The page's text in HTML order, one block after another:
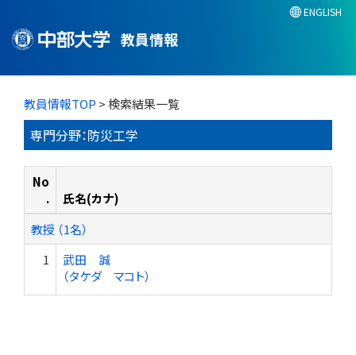
教員情報
ENGLISH
教員情報TOP > 検索結果一覧
専門分野：防災工学
No
.
氏名(カナ)
教授 （1名）
1
武田 誠
（タケダ マコト）